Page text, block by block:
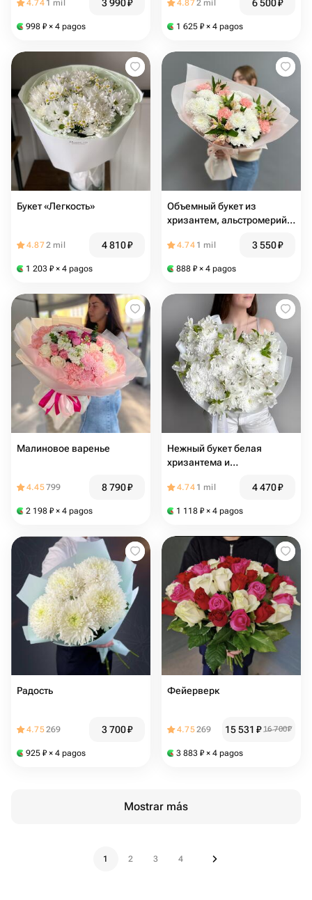
4.74 1 mil 3 990₽
998 ₽ × 4 pagos
4.872 mil 6 500₽
1 625 ₽ × 4 pagos
Букет «Легкость»
4.872 mil 4 810₽
1 203 ₽ × 4 pagos
Объемный букет из
хризантем, альстромерий и
4.74 1 mil 3 550₽
888 ₽ × 4 pagos
Малиновое варенье
4.45799 8 790₽
2 198 ₽ × 4 pagos
Нежный букет белая
хризантема и
4.74 1 mil 4 470₽
1 118 ₽ × 4 pagos
Радость
4.75269 3 700₽
925 ₽ × 4 pagos
Фейерверк
4.75269 15 531 ₽ 16 700₽
3 883 ₽ × 4 pagos
Mostrar más
1 2 3 4